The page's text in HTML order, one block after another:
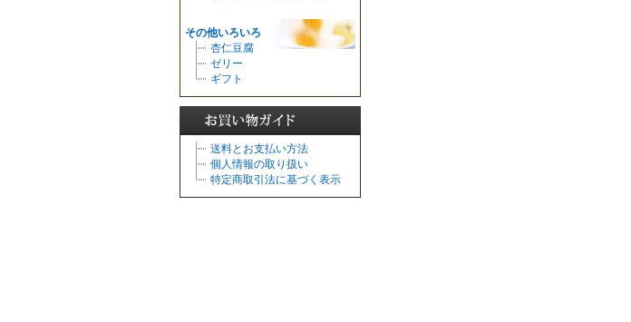
その他いろいろ
杏仁豆腐
ゼリー
ギフト
送料とお支払い方法
個人情報の取り扱い
特定商取引法に基づく表示